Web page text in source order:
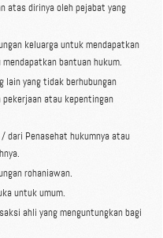
atas dirinya oleh pejabat yang
keluarga untuk mendapatkan
bantuan hukum.
lain yang tidak berhubungan
atau kepentingan
dari Penasehat hukumnya atau
rohaniawan.
untuk umum.
ahli yang menguntungkan bagi